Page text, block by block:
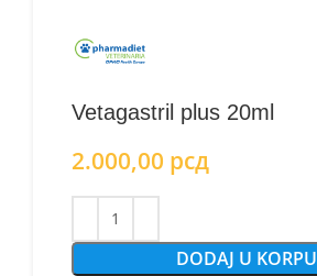
Vetagastril plus 20ml
2.000,00 рсд
DODAJ U KORPU